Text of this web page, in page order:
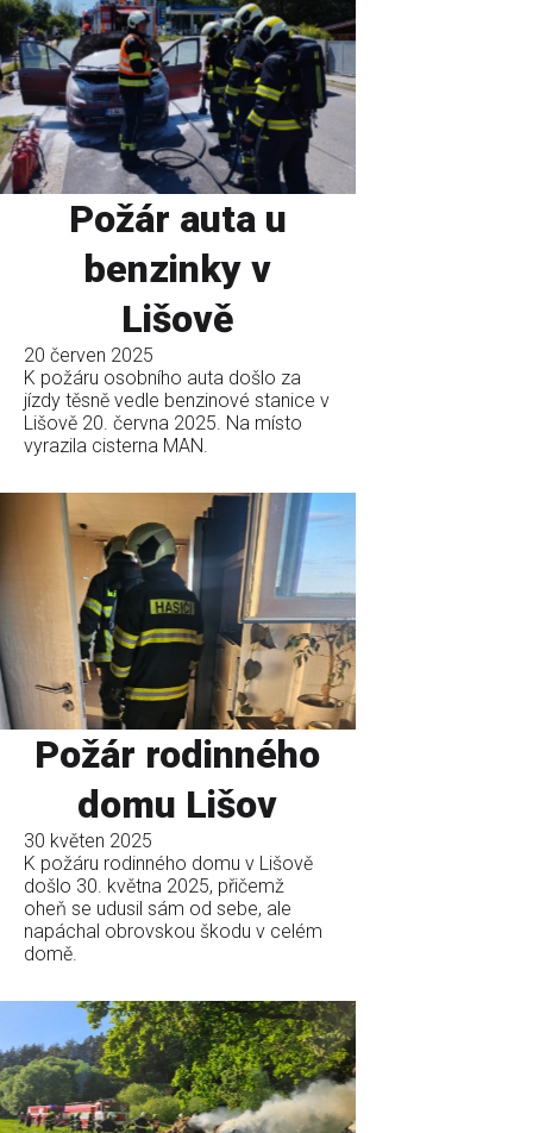
Požár auta u
benzinky v
Lišově
20 červen 2025
K požáru osobního auta došlo za
jízdy těsně vedle benzinové stanice v
Lišově 20. června 2025. Na místo
vyrazila cisterna MAN.
Požár rodinného
domu Lišov
30 květen 2025
K požáru rodinného domu v Lišově
došlo 30. května 2025, přičemž
oheň se udusil sám od sebe, ale
napáchal obrovskou škodu v celém
domě.